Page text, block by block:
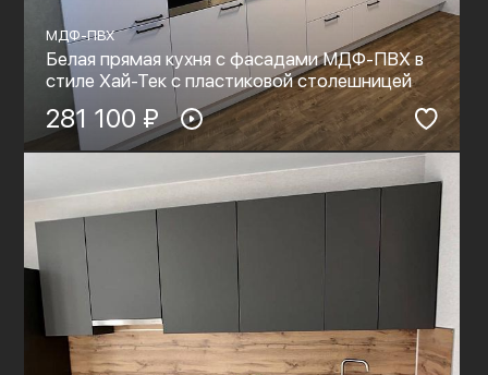
МДФ-ПВХ
Белая прямая кухня с фасадами МДФ-ПВХ в
стиле Хай-Тек с пластиковой столешницей
281 100 ₽